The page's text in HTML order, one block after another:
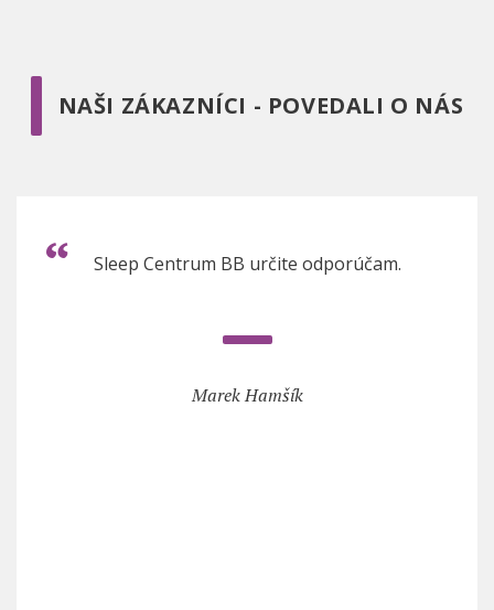
NAŠI ZÁKAZNÍCI - POVEDALI O NÁS
Sleep Centrum BB určite odporúčam.
Marek Hamšík